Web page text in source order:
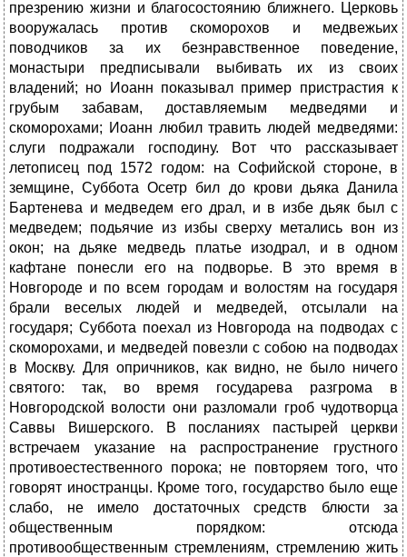
презрению жизни и благосостоянию ближнего. Церковь
вооружалась против скоморохов и медвежьих
поводчиков за их безнравственное поведение,
монастыри предписывали выбивать их из своих
владений; но Иоанн показывал пример пристрастия к
грубым забавам, доставляемым медведями и
скоморохами; Иоанн любил травить людей медведями:
слуги подражали господину. Вот что рассказывает
летописец под 1572 годом: на Софийской стороне, в
земщине, Суббота Осетр бил до крови дьяка Данила
Бартенева и медведем его драл, и в избе дьяк был с
медведем; подьячие из избы сверху метались вон из
окон; на дьяке медведь платье изодрал, и в одном
кафтане понесли его на подворье. В это время в
Новгороде и по всем городам и волостям на государя
брали веселых людей и медведей, отсылали на
государя; Суббота поехал из Новгорода на подводах с
скоморохами, и медведей повезли с собою на подводах
в Москву. Для опричников, как видно, не было ничего
святого: так, во время государева разгрома в
Новгородской волости они разломали гроб чудотворца
Саввы Вишерского. В посланиях пастырей церкви
встречаем указание на распространение грустного
противоестественного порока; не повторяем того, что
говорят иностранцы. Кроме того, государство было еще
слабо, не имело достаточных средств блюсти за
общественным порядком: отсюда
противообщественным стремлениям, стремлению жить